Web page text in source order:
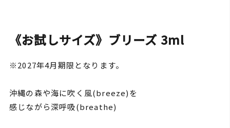
《お試しサイズ》ブリーズ 3ml
※2027年4月期限となります。
沖縄の森や海に吹く風(breeze)を
感じながら深呼吸(breathe)